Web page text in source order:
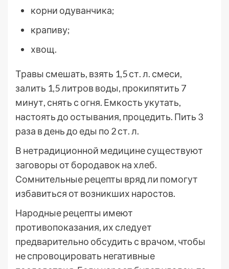
корни одуванчика;
крапиву;
хвощ.
Травы смешать, взять 1,5 ст. л. смеси,
залить 1,5 литров воды, прокипятить 7
минут, снять с огня. Емкость укутать,
настоять до остывания, процедить. Пить 3
раза в день до еды по 2 ст. л.
В нетрадиционной медицине существуют
заговоры от бородавок на хлеб.
Сомнительные рецепты вряд ли помогут
избавиться от возникших наростов.
Народные рецепты имеют
противопоказания, их следует
предварительно обсудить с врачом, чтобы
не спровоцировать негативные